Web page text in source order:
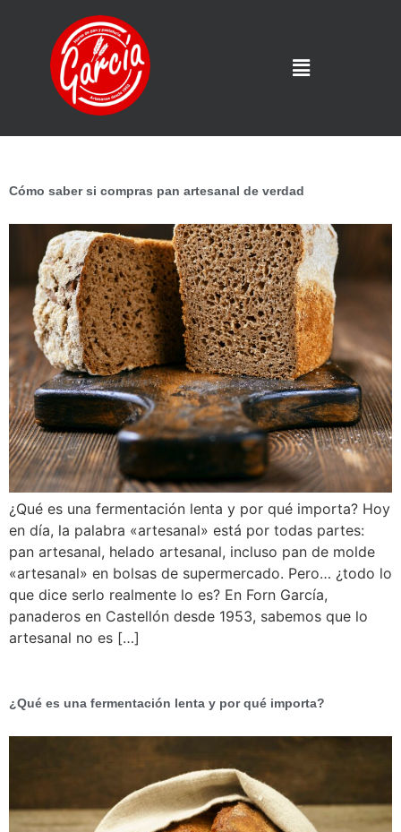
Cómo saber si compras pan artesanal de verdad
¿Qué es una fermentación lenta y por qué importa? Hoy
en día, la palabra «artesanal» está por todas partes:
pan artesanal, helado artesanal, incluso pan de molde
«artesanal» en bolsas de supermercado. Pero… ¿todo lo
que dice serlo realmente lo es? En Forn García,
panaderos en Castellón desde 1953, sabemos que lo
artesanal no es […]
¿Qué es una fermentación lenta y por qué importa?